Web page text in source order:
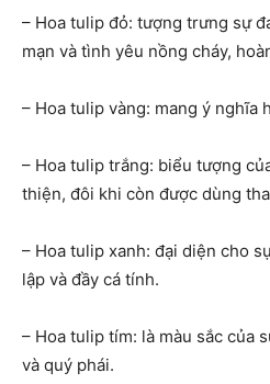
– Hoa tulip đỏ: tượng trưng sự
mạn và tình yêu nồng cháy,
– Hoa tulip vàng: mang ý nghĩa
– Hoa tulip trắng: biểu tượng
thiện, đôi khi còn được dùng
– Hoa tulip xanh: đại diện cho
lập và đầy cá tính.
– Hoa tulip tím: là màu sắc của
và quý phái.